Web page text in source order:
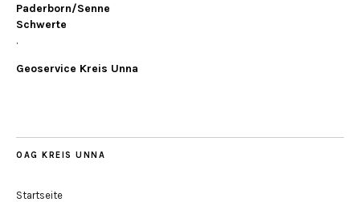
Paderborn/Senne
Schwerte
.
Geoservice Kreis Unna
OAG KREIS UNNA
Startseite